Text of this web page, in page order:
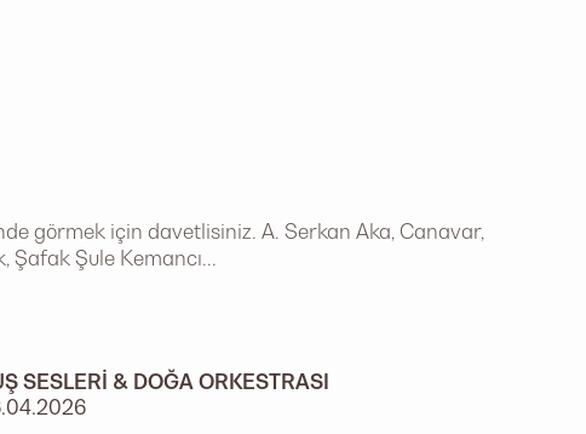
görmek için davetlisiniz. A. Serkan Aka, Canavar,
Şafak Şule Kemancı...
SESLERI & DOĞA ORKESTRASI